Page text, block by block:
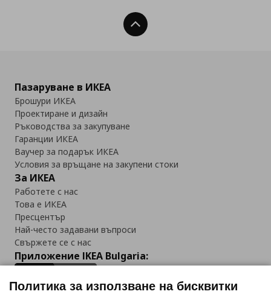
Нагоре
Пазаруване в ИКЕА
Брошури ИКЕА
Проектиране и дизайн
Ръководства за закупуване
Гаранции ИКЕА
Ваучер за подарък ИКЕА
Условия за връщане на закупени стоки
За ИКЕА
Работете с нас
Това е ИКЕА
Пресцентър
Най-често задавани въпроси
Свържете се с нас
Приложение IKEA Bulgaria:
Политика за използване на бисквитки